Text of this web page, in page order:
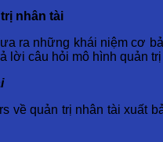
nhân tài
ra những khái niệm cơ
lời câu hỏi mô hình quản
về quản trị nhân tài xuất